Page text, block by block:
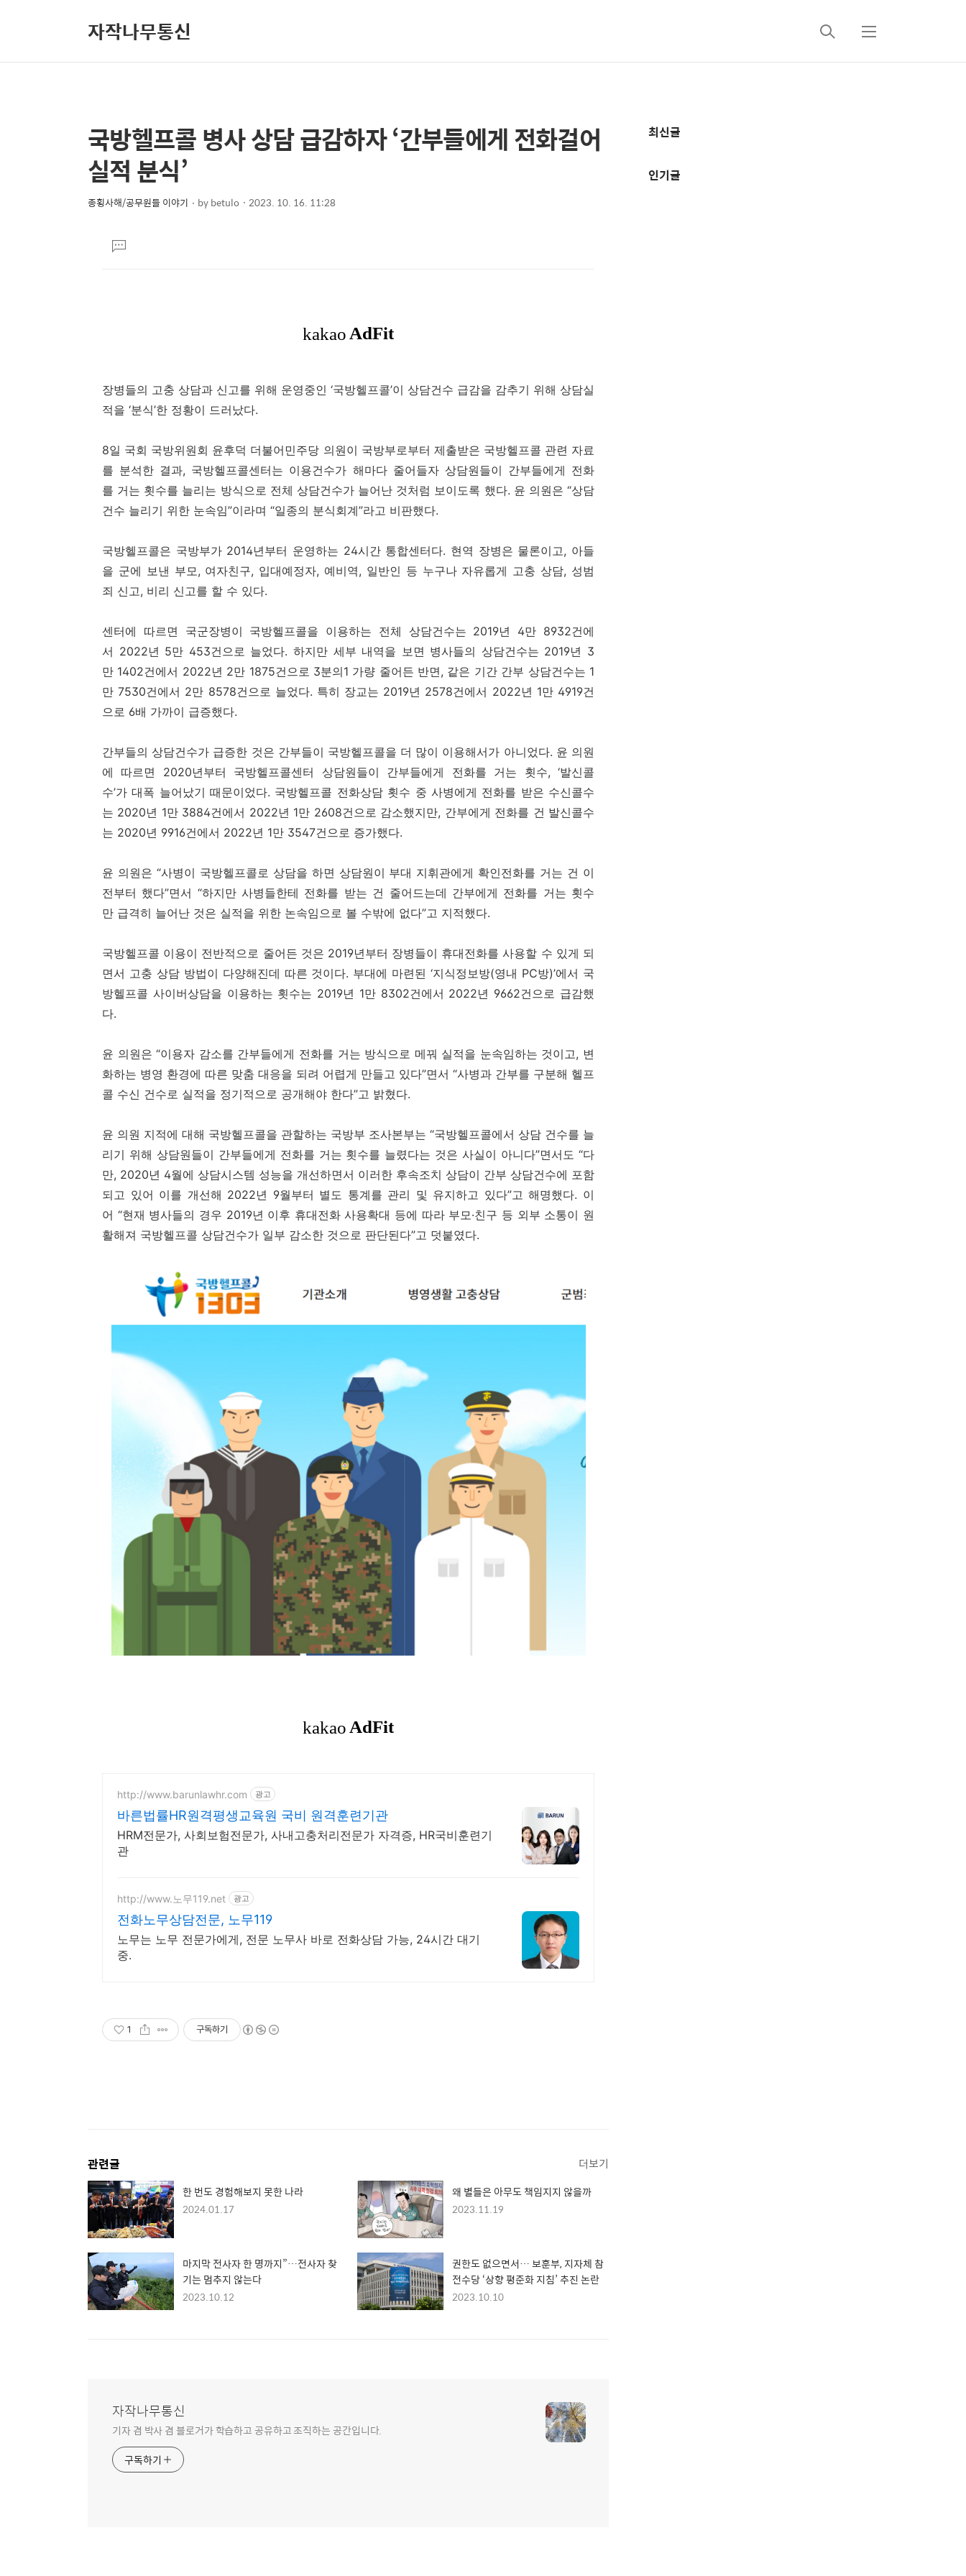
자작나무통신
검
메
상
세
컨
텐
본
문
제
목
국방헬프콜 병사 상담 급감하자 ‘간부들에게 전화걸어
실적 분식’
종횡사해/공무원들 이야기 bybetulo 2023. 10. 16. 11:28
댓
글
장병들의 고충 상담과 신고를 위해 운영중인 ‘국방헬프콜’이 상담건수 급감을 감추기 위해 상담실
적을 ‘분식’한 정황이 드러났다.
8일 국회 국방위원회 윤후덕 더불어민주당 의원이 국방부로부터 제출받은 국방헬프콜 관련 자료
를 분석한 결과, 국방헬프콜센터는 이용건수가 해마다 줄어들자 상담원들이 간부들에게 전화
를 거는 횟수를 늘리는 방식으로 전체 상담건수가 늘어난 것처럼 보이도록 했다. 윤 의원은 “상담
건수 늘리기 위한 눈속임”이라며 “일종의 분식회계”라고 비판했다.
국방헬프콜은 국방부가 2014년부터 운영하는 24시간 통합센터다. 현역 장병은 물론이고, 아들
을 군에 보낸 부모, 여자친구, 입대예정자, 예비역, 일반인 등 누구나 자유롭게 고충 상담, 성범
죄 신고, 비리 신고를 할 수 있다.
센터에 따르면 국군장병이 국방헬프콜을 이용하는 전체 상담건수는 2019년 4만 8932건에
서 2022년 5만 453건으로 늘었다. 하지만 세부 내역을 보면 병사들의 상담건수는 2019년 3
만 1402건에서 2022년 2만 1875건으로 3분의1 가량 줄어든 반면, 같은 기간 간부 상담건수는 1
만 7530건에서 2만 8578건으로 늘었다. 특히 장교는 2019년 2578건에서 2022년 1만 4919건
으로 6배 가까이 급증했다.
간부들의 상담건수가 급증한 것은 간부들이 국방헬프콜을 더 많이 이용해서가 아니었다. 윤 의원
에 따르면 2020년부터 국방헬프콜센터 상담원들이 간부들에게 전화를 거는 횟수, ‘발신콜
수’가 대폭 늘어났기 때문이었다. 국방헬프콜 전화상담 횟수 중 사병에게 전화를 받은 수신콜수
는 2020년 1만 3884건에서 2022년 1만 2608건으로 감소했지만, 간부에게 전화를 건 발신콜수
는 2020년 9916건에서 2022년 1만 3547건으로 증가했다.
윤 의원은 “사병이 국방헬프콜로 상담을 하면 상담원이 부대 지휘관에게 확인전화를 거는 건 이
전부터 했다”면서 “하지만 사병들한테 전화를 받는 건 줄어드는데 간부에게 전화를 거는 횟수
만 급격히 늘어난 것은 실적을 위한 논속임으로 볼 수밖에 없다”고 지적했다.
국방헬프콜 이용이 전반적으로 줄어든 것은 2019년부터 장병들이 휴대전화를 사용할 수 있게 되
면서 고충 상담 방법이 다양해진데 따른 것이다. 부대에 마련된 ‘지식정보방(영내 PC방)’에서 국
방헬프콜 사이버상담을 이용하는 횟수는 2019년 1만 8302건에서 2022년 9662건으로 급감했
다.
윤 의원은 “이용자 감소를 간부들에게 전화를 거는 방식으로 메꿔 실적을 눈속임하는 것이고, 변
화하는 병영 환경에 따른 맞춤 대응을 되려 어렵게 만들고 있다”면서 “사병과 간부를 구분해 헬프
콜 수신 건수로 실적을 정기적으로 공개해야 한다”고 밝혔다.
윤 의원 지적에 대해 국방헬프콜을 관할하는 국방부 조사본부는 “국방헬프콜에서 상담 건수를 늘
리기 위해 상담원들이 간부들에게 전화를 거는 횟수를 늘렸다는 것은 사실이 아니다”면서도 “다
만, 2020년 4월에 상담시스템 성능을 개선하면서 이러한 후속조치 상담이 간부 상담건수에 포함
되고 있어 이를 개선해 2022년 9월부터 별도 통계를 관리 및 유지하고 있다”고 해명했다. 이
어 “현재 병사들의 경우 2019년 이후 휴대전화 사용확대 등에 따라 부모·친구 등 외부 소통이 원
활해져 국방헬프콜 상담건수가 일부 감소한 것으로 판단된다”고 덧붙였다.
http://www.barunlawhr.com 광고
바른법률HR원격평생교육원 국비 원격훈련기관
HRM전문가, 사회보험전문가, 사내고충처리전문가 자격증, HR국비훈련기
관
http://www.노무119.net 광고
전화노무상담전문, 노무119
노무는 노무 전문가에게, 전문 노무사 바로 전화상담 가능, 24시간 대기
중.
1 구독하기
관련글 더보기
한 번도 경험해보지 못한 나라
2024.01.17
왜 별들은 아무도 책임지지 않을까
2023.11.19
마지막 전사자 한 명까지”…전사자 찾
기는 멈추지 않는다
2023.10.12
권한도 없으면서… 보훈부, 지자체 참
전수당 ‘상향 평준화 지침’ 추진 논란
2023.10.10
자작나무통신
기자 겸 박사 겸 블로거가 학습하고 공유하고 조직하는 공간입니다.
구독하기
추
정
최신글
인기글